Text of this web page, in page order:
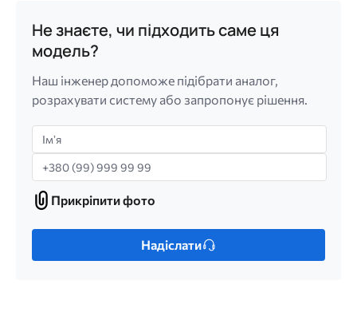
Не знаєте, чи підходить саме ця
модель?
Наш інженер допоможе підібрати аналог,
розрахувати систему або запропонує рішення.
Імʼя
Телефон
Прикріпити
фото
Прикріпити фото
Лише
Надіслати